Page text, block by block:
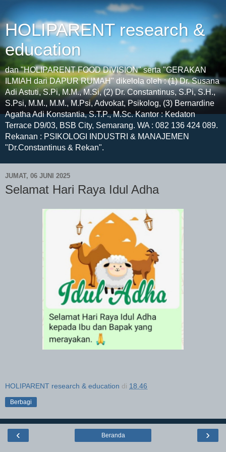
HOLIPARENT research &
education
dan "HOLIPARENT FOOD DIVISION" serta "GERAKAN
ILMIAH dari DAPUR RUMAH" dikelola oleh : (1) Dr. Susana
Adi Astuti, S.Pi, M.M., M.Si, (2) Dr. Constantinus, S.Pi, S.H.,
S.Psi, M.M., M.M., M.Psi, Advokat, Psikolog, (3) Bernardine
Agatha Adi Konstantia, S.T.P., M.Sc. Kantor : Kedaton
Terrace D9/03, BSB City, Semarang. WA : 082 136 424 089.
Rekanan : PSIKOLOGI INDUSTRI & MANAJEMEN
"Dr.Constantinus & Rekan".
JUMAT, 06 JUNI 2025
Selamat Hari Raya Idul Adha
HOLIPARENT research & education di 18.46
Berbagi
‹ ›
Beranda